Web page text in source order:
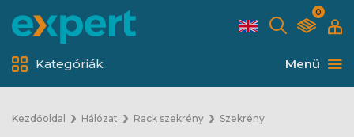
0
Menü
Kategóriák
Kezdőoldal Hálózat Rack szekrény Szekrény